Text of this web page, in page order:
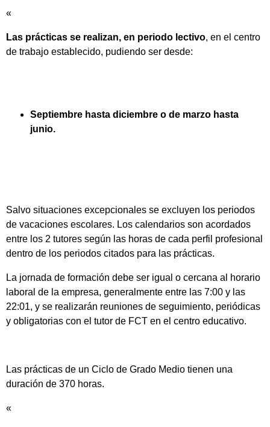
«
Las prácticas se realizan, en periodo lectivo, en el centro
de trabajo establecido, pudiendo ser desde:
Septiembre hasta diciembre o de marzo hasta
junio.
Salvo situaciones excepcionales se excluyen los periodos
de vacaciones escolares. Los calendarios son acordados
entre los 2 tutores según las horas de cada perfil profesional
dentro de los periodos citados para las prácticas.
La jornada de formación debe ser igual o cercana al horario
laboral de la empresa, generalmente entre las 7:00 y las
22:01, y se realizarán reuniones de seguimiento, periódicas
y obligatorias con el tutor de FCT en el centro educativo.
Las prácticas de un Ciclo de Grado Medio tienen una
duración de 370 horas.
«